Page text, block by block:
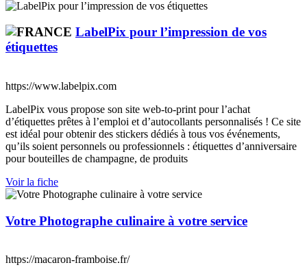
LabelPix pour l’impression de vos
étiquettes
https://www.labelpix.com
LabelPix vous propose son site web-to-print pour l’achat
d’étiquettes prêtes à l’emploi et d’autocollants personnalisés ! Ce site
est idéal pour obtenir des stickers dédiés à tous vos événements,
qu’ils soient personnels ou professionnels : étiquettes d’anniversaire
pour bouteilles de champagne, de produits
Voir la fiche
Votre Photographe culinaire à votre service
https://macaron-framboise.fr/